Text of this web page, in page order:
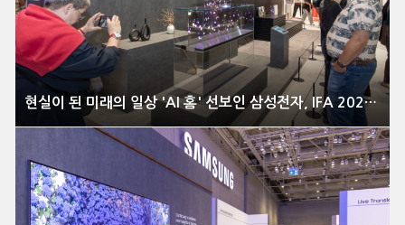
현실이 된 미래의 일상 'AI 홈' 선보인 삼성전자, IFA 2025 이모저모